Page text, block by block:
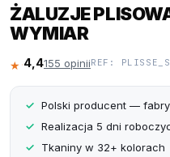
ŻALUZJE
WYMIAR
★★★★☆
4,4155 opiniiREF:
Polski producent —
Realizacja 5 dni
Tkaniny w 32+ kolorach